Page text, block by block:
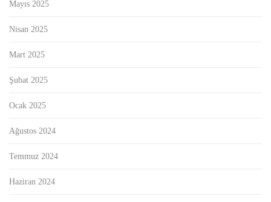
Mayıs 2025
Nisan 2025
Mart 2025
Şubat 2025
Ocak 2025
Ağustos 2024
Temmuz 2024
Haziran 2024